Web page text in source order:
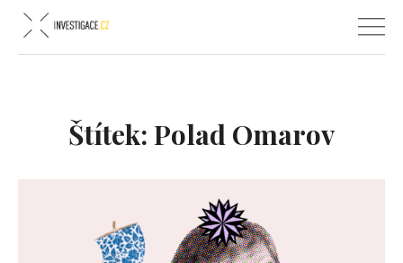
Štítek: Polad Omarov